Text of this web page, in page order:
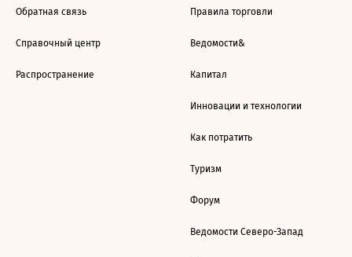
Обратная связь
Справочный центр
Распространение
Правила торговли
Ведомости&
Капитал
Инновации и технологии
Как потратить
Туризм
Форум
Ведомости Северо-Запад